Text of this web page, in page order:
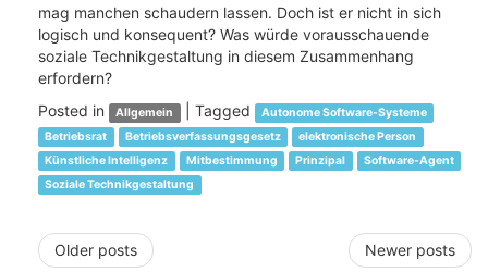
mag manchen schaudern lassen. Doch ist er nicht in sich
logisch und konsequent? Was würde vorausschauende
soziale Technikgestaltung in diesem Zusammenhang
erfordern?
Posted in
Allgemein Tagged
Autonome Software-Systeme
Betriebsrat
Betriebsverfassungsgesetz
elektronische Person
Künstliche Intelligenz
Mitbestimmung Prinzipal
Software-Agent
Soziale Technikgestaltung
Post
navigation
Older posts Newer posts